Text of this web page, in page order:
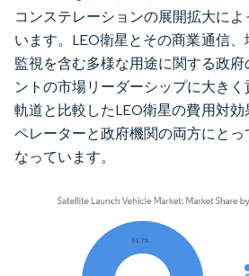
コンステレーションの展開拡大に
います。LEO衛星とその商業通信
監視を含む多様な用途に関する政
ントの市場リーダーシップに大き
軌道と比較したLEO衛星の費用対
ペレーターと政府機関の両方にとっ
なっています。